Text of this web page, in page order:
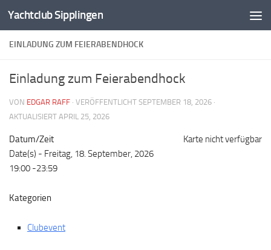
Zum Inhalt springen
Yachtclub Sipplingen
EINLADUNG ZUM FEIERABENDHOCK
Einladung zum Feierabendhock
VON EDGAR RAFF · VERÖFFENTLICHT SEPTEMBER 18, 2026 ·
AKTUALISIERT APRIL 25, 2026
Karte nicht verfügbar
Datum/Zeit
Date(s) - Freitag, 18. September, 2026
19:00 -23:59
Kategorien
Clubevent